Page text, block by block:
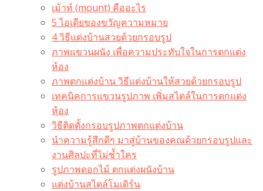
เม้าท์ (mount) คืออะไร​
5 ไอเดียของขวัญความหมาย
4 วิธีแต่งบ้านสวยด้วยกรอบรูป
ภาพแขวนผนัง เพื่อความประทับใจในการตกแต่ง
ห้อง
ภาพตกแต่งบ้าน วิธีแต่งบ้านให้สวยด้วยกรอบรูป
เทคนิคการแขวนรูปภาพ เพิ่มสไตล์ในการตกแต่ง
ห้อง
วิธีติดตั้งกรอบรูปภาพตกแต่งบ้าน
นำความรู้สึกดีๆ มาสู่บ้านของคุณด้วยกรอบรูปและ
งานศิลปะที่ไม่ซ้ำใคร
รูปภาพดอกไม้ ตกแต่งผนังบ้าน
แต่งบ้านสไตล์โมเดิร์น